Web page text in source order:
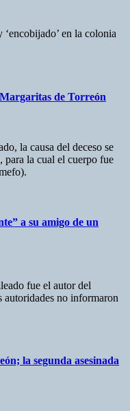
en la colonia
de Torreón
la causa del deceso se
para la cual el cuerpo fue
a su amigo de un
fue el autor del
autoridades no informaron
la segunda asesinada